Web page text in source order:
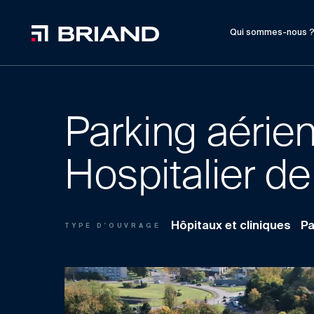
Qui sommes-nous ?
Parking
Hospitalier
TYPE D'OUVRAGE Hôpitaux et cliniques